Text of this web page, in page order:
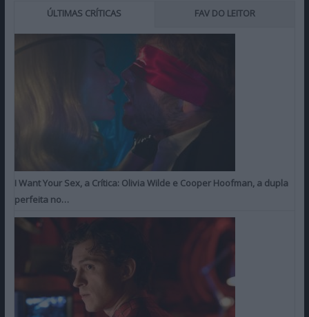
ÚLTIMAS CRÍTICAS FAV DO LEITOR
I Want Your Sex, a Crítica: Olivia Wilde e Cooper Hoofman, a dupla
perfeita no…